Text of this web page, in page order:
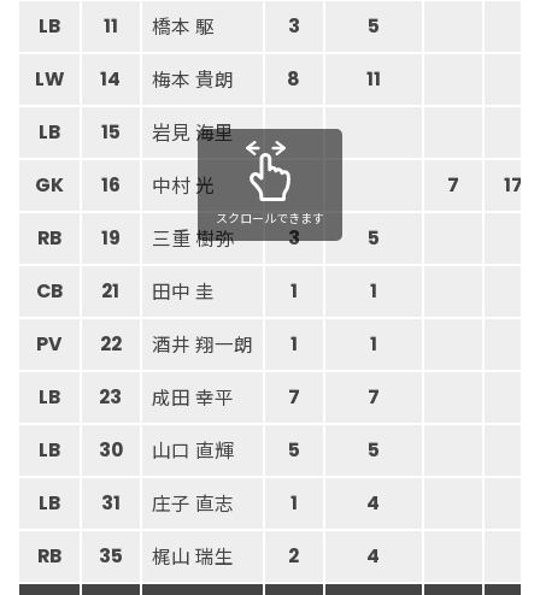
LB 11 橋本 駆 3 5
LW 14 梅本 貴朗 8 11
LB 15 岩見 海里
GK 16 中村 光 7 17
RB 19 三重 樹弥 3 5
CB 21 田中 圭 1 1
PV 22 酒井 翔一朗 1 1
LB 23 成田 幸平 7 7
LB 30 山口 直輝 5 5
LB 31 庄子 直志 1 4
RB 35 梶山 瑞生 2 4
スクロールできます